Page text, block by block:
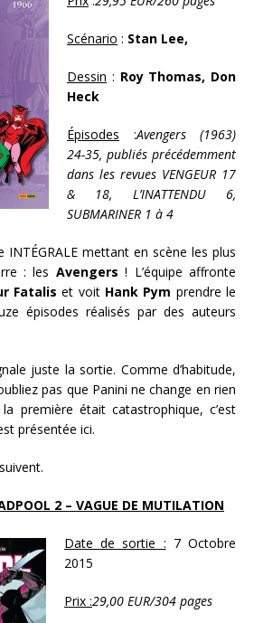
Scénario : Stan Lee,
Dessin : Roy Thomas, Don
Heck
Épisodes :Avengers (1963)
24-35, publiés précédemment
dans les revues VENGEUR 17
& 18, L’INATTENDU 6,
SUBMARINER 1 à 4
INTÉGRALE mettant en scène les plus
: les Avengers ! L’équipe affronte
Fatalis et voit Hank Pym prendre le
épisodes réalisés par des auteurs
juste la sortie. Comme d’habitude,
pas que Panini ne change en rien
première était catastrophique, c’est
présentée ici.
2 – VAGUE DE MUTILATION
Date de sortie : 7 Octobre
2015
Prix :29,00 EUR/304 pages